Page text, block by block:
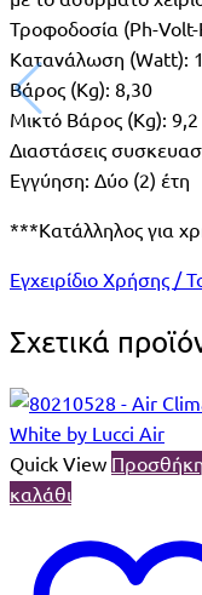
Τροφοδοσία (Ph-
Κατανάλωση (Watt):
Βάρος (Kg): 8,30
Μικτό Βάρος (Kg): 9,2
Διαστάσεις
Εγγύηση: Δύο (2) έτη
***Κατάλληλος για
Εγχειρίδιο Χρήσης /
Σχετικά
Quick View
καλάθι